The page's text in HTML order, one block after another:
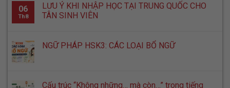
06
Th8
LƯU Ý KHI NHẬP HỌC TẠI TRUNG QUỐC CHO
TÂN SINH VIÊN
NGỮ PHÁP HSK3: CÁC LOẠI BỔ NGỮ
Cấu trúc “Không những… mà còn…” trong tiếng